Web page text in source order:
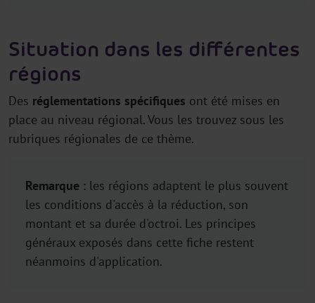
Situation dans les différentes
régions
Des réglementations spécifiques ont été mises en
place au niveau régional. Vous les trouvez sous les
rubriques régionales de ce thème.
Remarque : les régions adaptent le plus souvent
les conditions d'accès à la réduction, son
montant et sa durée d'octroi. Les principes
généraux exposés dans cette fiche restent
néanmoins d'application.